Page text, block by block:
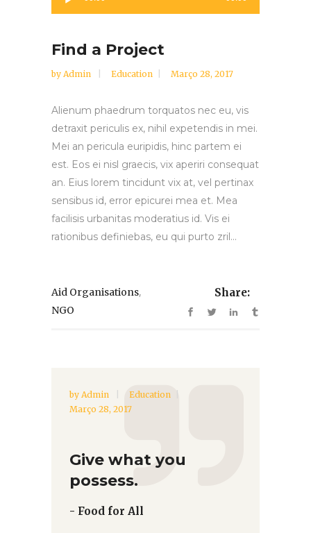
Find a Project
by Admin Education Março 28, 2017
Alienum phaedrum torquatos nec eu, vis
detraxit periculis ex, nihil expetendis in mei.
Mei an pericula euripidis, hinc partem ei
est. Eos ei nisl graecis, vix aperiri consequat
an. Eius lorem tincidunt vix at, vel pertinax
sensibus id, error epicurei mea et. Mea
facilisis urbanitas moderatius id. Vis ei
rationibus definiebas, eu qui purto zril...
Aid Organisations,
NGO
Share:
by Admin
Education
Março 28, 2017
Give what you
possess.
- Food for All